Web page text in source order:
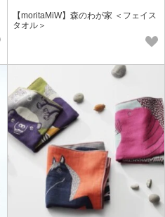
【moritaMiW】森のわが家 ＜フェイス
タオル＞